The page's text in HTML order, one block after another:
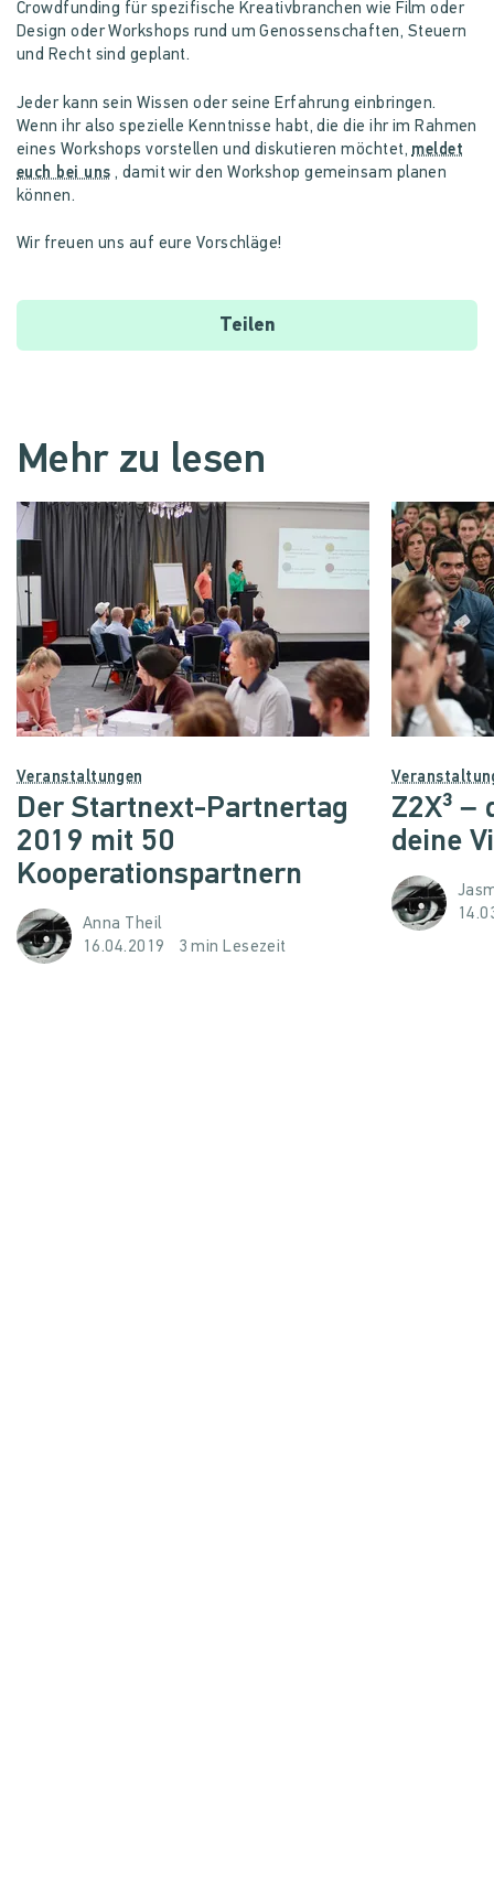
Crowdfunding für spezifische Kreativbranchen wie Film oder
Design oder Workshops rund um Genossenschaften, Steuern
und Recht sind geplant.
Jeder kann sein Wissen oder seine Erfahrung einbringen.
Wenn ihr also spezielle Kenntnisse habt, die die ihr im Rahmen
eines Workshops vorstellen und diskutieren möchtet, meldet
euch bei uns , damit wir den Workshop gemeinsam planen
können.
Wir freuen uns auf eure Vorschläge!
Teilen
Mehr zu lesen
Veranstaltungen
Der Startnext-Partnertag
2019 mit 50
Kooperationspartnern
Anna Theil
16.04.2019
3 min Lesezeit
Z2X³ –
deine